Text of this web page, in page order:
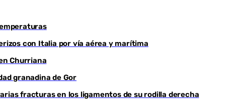
con Italia por vía aérea y marítima
Churriana
granadina de Gor
fracturas en los ligamentos de su rodilla derecha